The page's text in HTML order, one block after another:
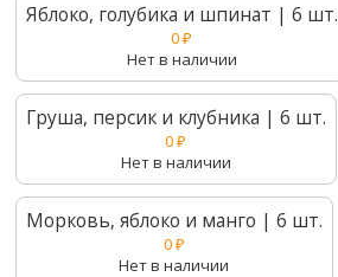
Яблоко, голубика и шпинат | 6 шт.
0₽
Нет в наличии
Груша, персик и клубника | 6 шт.
0₽
Нет в наличии
Морковь, яблоко и манго | 6 шт.
0₽
Нет в наличии